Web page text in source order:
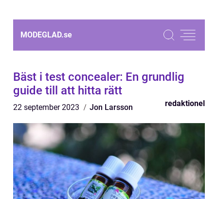
MODEGLAD.se
Bäst i test concealer: En grundlig
guide till att hitta rätt
22 september 2023 Jon Larsson redaktionel